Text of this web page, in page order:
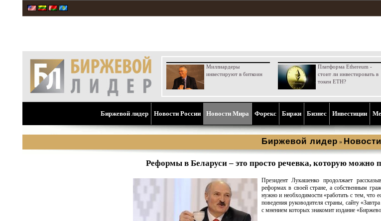
Миллиардеры
инвестируют в биткоин
Платформа Ethereum -
стоит ли инвестировать в
токен ETH?
Биржевой лидер Новости России Новости Мира Форекс Биржи Бизнес Инвестиции
Биржевой лидер »
Реформы в Беларуси – это просто речевка, которую можно
Президент Лукашенко продолжает
реформах в своей стране, а собственным
нужно и необходимости «работать с тем, что
поведения руководителя страны, сайту
с мнением которых знакомит издание